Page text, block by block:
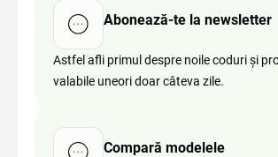
Abonează-te la newsletter
Astfel afli primul despre noile coduri și
valabile uneori doar câteva zile.
Compară modelele